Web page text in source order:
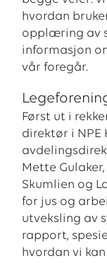
hvordan
opplæring av
informasjon
vår foregår.
Først ut i
direktør i NPE
Mette
Skumlien og
for jus og
utveksling av
rapport,
hvordan vi